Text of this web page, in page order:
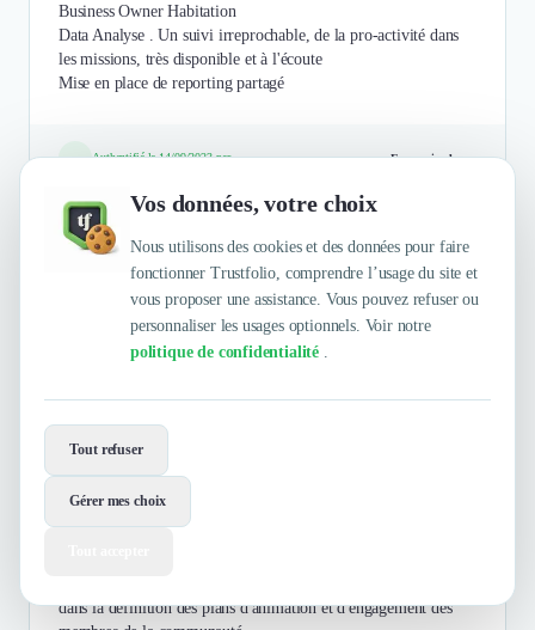
Vos données, votre choix
Nous utilisons des cookies et des données pour faire
fonctionner Trustfolio, comprendre l’usage du site et
vous proposer une assistance. Vous pouvez refuser ou
personnaliser les usages optionnels. Voir notre
politique de confidentialité .
Tout refuser
Gérer mes choix
Business Owner Habitation
Data Analyse . Un suivi irreprochable, de la pro-activité dans
les missions, très disponible et à l'écoute
Mise en place de reporting partagé
Authentifié le 14/09/2023 par En savoir plus
Generali
Banques & Etablissements De Crédit
Italian insurance company based in Trieste.
Sandrine de Renty
Responsable de projets Marketing & Digital
dans la définition des plans d'animation et d'engagement des